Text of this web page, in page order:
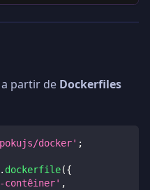
partir de Dockerfiles
docker' ;
. dockerfile({
contêiner' ,